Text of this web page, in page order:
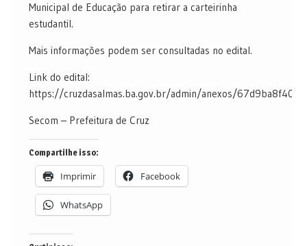
Municipal de Educação para retirar a carteirinha
estudantil.
Mais informações podem ser consultadas no edital.
Link do edital:
https://cruzdasalmas.ba.gov.br/admin/anexos/
Secom – Prefeitura de Cruz
Compartilhe isso:
Imprimir Facebook
WhatsApp